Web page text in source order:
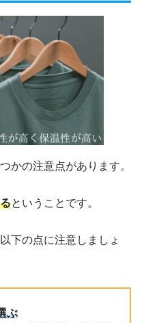
かの注意点があります。
ということです。
下の点に注意しましょ
ぶ